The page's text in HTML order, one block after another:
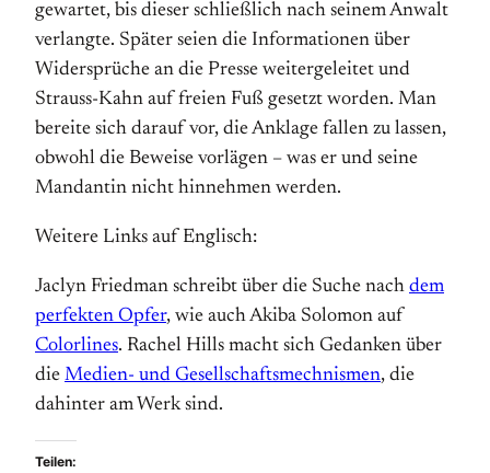
gewartet, bis dieser schließlich nach seinem Anwalt
verlangte. Später seien die Informationen über
Widersprüche an die Presse weitergeleitet und
Strauss-Kahn auf freien Fuß gesetzt worden. Man
bereite sich darauf vor, die Anklage fallen zu lassen,
obwohl die Beweise vorlägen – was er und seine
Mandantin nicht hinnehmen werden.
Weitere Links auf Englisch:
Jaclyn Friedman schreibt über die Suche nach dem
perfekten Opfer, wie auch Akiba Solomon auf
Colorlines. Rachel Hills macht sich Gedanken über
die Medien- und Gesellschaftsmechnismen, die
dahinter am Werk sind.
Teilen: